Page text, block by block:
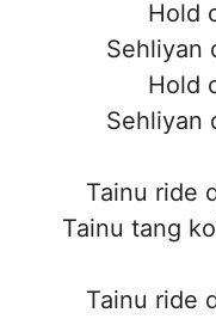
Hold
Sehliyan
Hold
Sehliyan
Tainu ride
Tainu tang
Tainu ride